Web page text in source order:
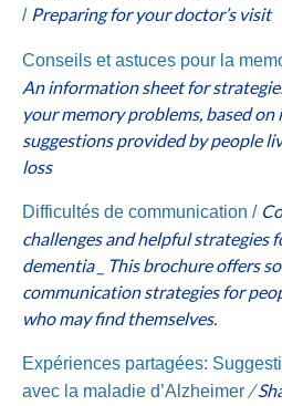
/ Preparing for your doctor’s visit
Conseils et astuces pour la
An information sheet for
your memory problems, based on
suggestions provided by people
loss
Difficultés de communication /
challenges and helpful strategies
dementia _ This brochure offers
communication strategies for
who may find themselves.
Expériences partagées:
avec la maladie d’Alzheimer /